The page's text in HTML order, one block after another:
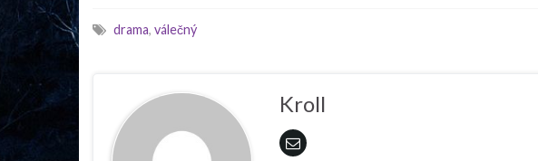
drama, válečný
Kroll